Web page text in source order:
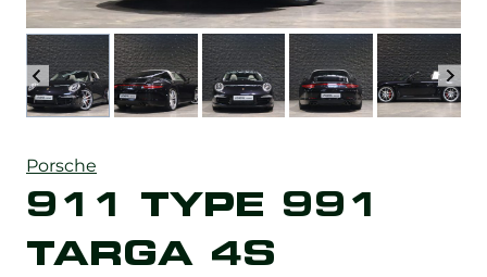
Porsche
911 TYPE 991
TARGA 4S